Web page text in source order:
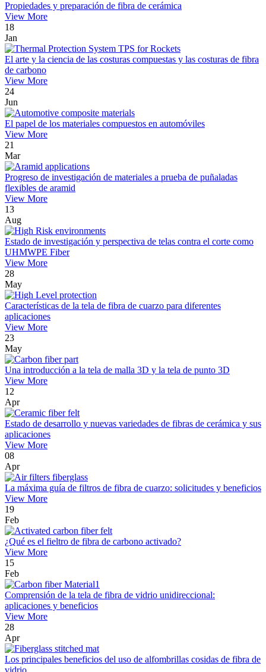
Propiedades y preparación de fibra de cerámica
View More
18
Jan
El arte y la ciencia de las costuras compuestas y las costuras de fibra
de carbono
View More
24
Jun
El papel de los materiales compuestos en automóviles
View More
21
Mar
Progreso de investigación de materiales a prueba de puñaladas
flexibles de aramid
View More
13
Aug
Estado de investigación y perspectiva de telas contra el corte como
UHMWPE Fiber
View More
28
May
Características de la tela de fibra de cuarzo para diferentes
aplicaciones
View More
23
May
Una introducción a la tela de malla 3D y la tela de punto 3D
View More
12
Apr
Estado de desarrollo y nuevas variedades de fibras de cerámica y sus
aplicaciones
View More
08
Apr
La máxima guía de filtros de fibra de cuarzo: solicitudes y beneficios
View More
19
Feb
¿Qué es el fieltro de fibra de carbono activado?
View More
15
Feb
Comprensión de la tela de fibra de vidrio unidireccional:
aplicaciones y beneficios
View More
28
Apr
Los principales beneficios del uso de alfombrillas cosidas de fibra de
vidrio